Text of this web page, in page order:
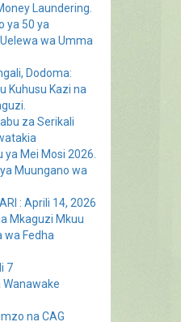
Laundering.
ya 50 ya
wa Umma
Dodoma:
Kuhusu Kazi na
za Serikali
ya Mei Mosi 2026.
Muungano wa
: Aprili 14, 2026
Mkaguzi Mkuu
wa Fedha
7
Wanawake
na CAG